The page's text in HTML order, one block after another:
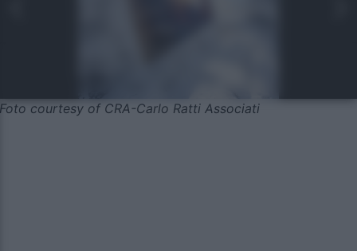
Foto courtesy of CRA-Carlo Ratti Associati